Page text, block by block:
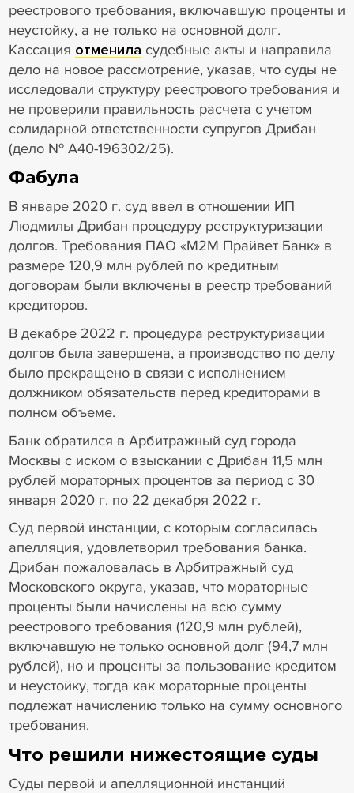
реестрового требования, включавшую проценты и
неустойку, а не только на основной долг.
Кассация отменила судебные акты и направила
дело на новое рассмотрение, указав, что суды не
исследовали структуру реестрового требования и
не проверили правильность расчета с учетом
солидарной ответственности супругов Дрибан
(дело № А40-196302/25).
Фабула
В январе 2020 г. суд ввел в отношении ИП
Людмилы Дрибан процедуру реструктуризации
долгов. Требования ПАО «М2М Прайвет Банк» в
размере 120,9 млн рублей по кредитным
договорам были включены в реестр требований
кредиторов.
В декабре 2022 г. процедура реструктуризации
долгов была завершена, а производство по делу
было прекращено в связи с исполнением
должником обязательств перед кредиторами в
полном объеме.
Банк обратился в Арбитражный суд города
Москвы с иском о взыскании с Дрибан 11,5 млн
рублей мораторных процентов за период с 30
января 2020 г. по 22 декабря 2022 г.
Суд первой инстанции, с которым согласилась
апелляция, удовлетворил требования банка.
Дрибан пожаловалась в Арбитражный суд
Московского округа, указав, что мораторные
проценты были начислены на всю сумму
реестрового требования (120,9 млн рублей),
включавшую не только основной долг (94,7 млн
рублей), но и проценты за пользование кредитом
и неустойку, тогда как мораторные проценты
подлежат начислению только на сумму основного
требования.
Что решили нижестоящие суды
Суды первой и апелляционной инстанций